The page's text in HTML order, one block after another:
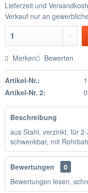
Lieferzeit und
Verkauf nur an
Merken Bewerten
Artikel-Nr.:
Artikel-Nr. 2:
Beschreibung
aus Stahl, verzinkt, für
schwenkbar, mit
Bewertungen
0
Bewertungen lesen,